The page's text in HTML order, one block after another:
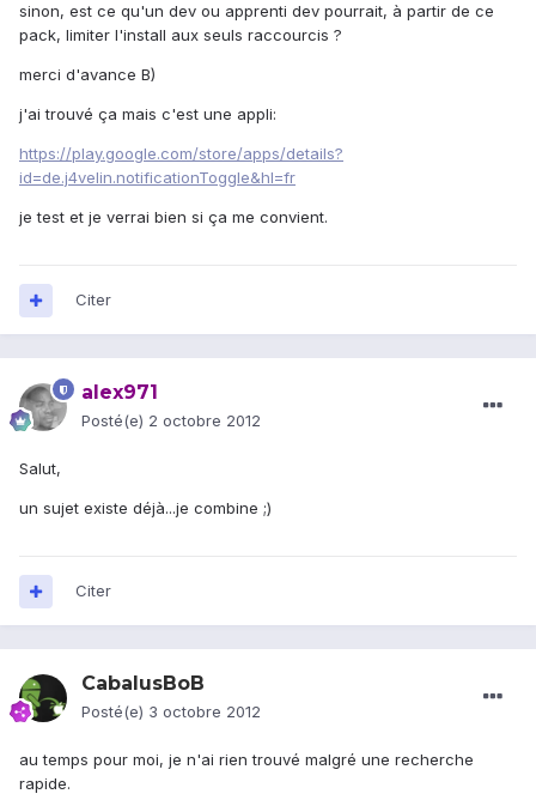
sinon, est ce qu'un dev ou apprenti dev pourrait, à partir de ce
pack, limiter l'install aux seuls raccourcis ?
merci d'avance B)
j'ai trouvé ça mais c'est une appli:
https://play.google.com/store/apps/details?
id=de.j4velin.notificationToggle&hl=fr
je test et je verrai bien si ça me convient.
Citer
alex971
Posté(e) 2 octobre 2012
Salut,
un sujet existe déjà...je combine ;)
Citer
CabalusBoB
Posté(e) 3 octobre 2012
au temps pour moi, je n'ai rien trouvé malgré une recherche
rapide.